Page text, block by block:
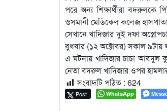
পরে অন্য শিক্ষার্থীরা বদরুলকে
ওসমানী মেডিকেল কলেজ
সেখানে খাদিজার দুই দফা
বুধবার (১২ অক্টোবর) সকাল ৯টায়
এ ঘটনায় খাদিজার চাচা আবদুল
নেতা বদরুল খাদিজার ওপর
সংবাদটি পঠিত : 624
Post WhatsApp